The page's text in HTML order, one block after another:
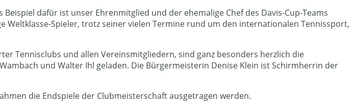
dafür ist unser Ehrenmitglied und der ehemalige Chef des Davis-Cup-Teams
Weltklasse-Spieler, trotz seiner vielen Termine rund um den internationalen Tennissport,
Tennisclubs und allen Vereinsmitgliedern, sind ganz besonders herzlich die
und Walter Ihl geladen. Die Bürgermeisterin Denise Klein ist Schirmherrin der
die Endspiele der Clubmeisterschaft ausgetragen werden.